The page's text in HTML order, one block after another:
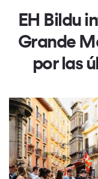
EH Bildu
Grande
por las